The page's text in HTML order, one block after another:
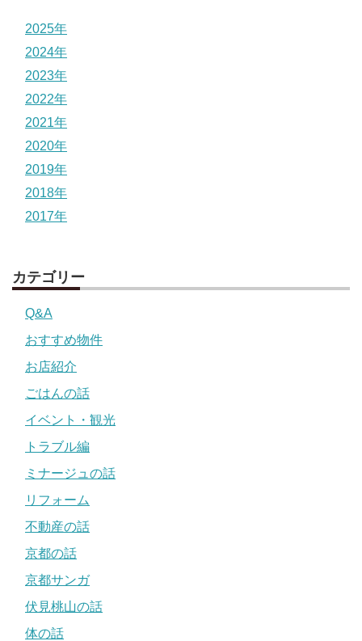
2025年
2024年
2023年
2022年
2021年
2020年
2019年
2018年
2017年
カテゴリー
Q&A
おすすめ物件
お店紹介
ごはんの話
イベント・観光
トラブル編
ミナージュの話
リフォーム
不動産の話
京都の話
京都サンガ
伏見桃山の話
体の話